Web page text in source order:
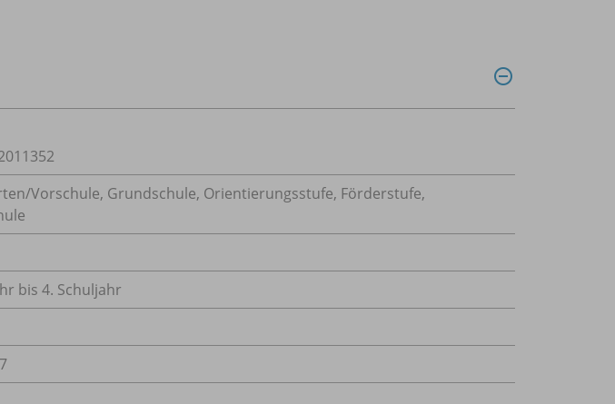
Vorschule, Grundschule, Orientierungsstufe, Förderstufe,
bis 4. Schuljahr